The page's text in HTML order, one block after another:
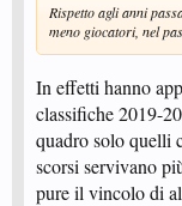
Rispetto agli anni
meno giocatori, nel
In effetti hanno
classifiche 2019-
quadro solo quelli
scorsi servivano
pure il vincolo di